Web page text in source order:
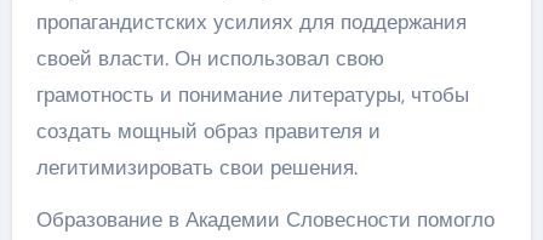
пропагандистских усилиях для поддержания
своей власти. Он использовал свою
грамотность и понимание литературы, чтобы
создать мощный образ правителя и
легитимизировать свои решения.
Образование в Академии Словесности помогло